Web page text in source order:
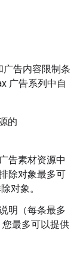
告内容限制条
广告系列中自
的
告素材资源中
除对象最多可
对象。
明（每条最多
最多可以提供